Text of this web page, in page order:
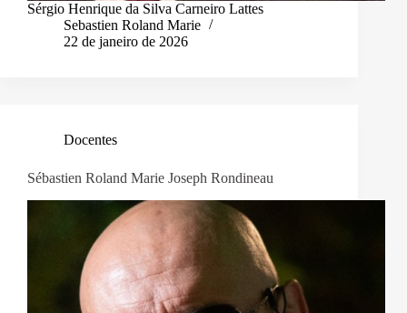
Sérgio Henrique da Silva Carneiro Lattes
Sebastien Roland Marie
22 de janeiro de 2026
Docentes
Sébastien Roland Marie Joseph Rondineau